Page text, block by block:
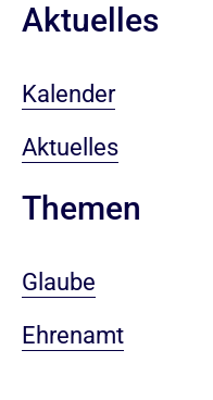
Aktuelles
Kalender
Aktuelles
Themen
Glaube
Ehrenamt